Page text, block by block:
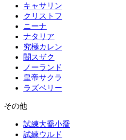
キャサリン
クリストフ
ニーナ
ナタリア
究極カレン
闇スザク
ノーランド
皇帝サクラ
ラズベリー
その他
試練大喬小喬
試練ウルド